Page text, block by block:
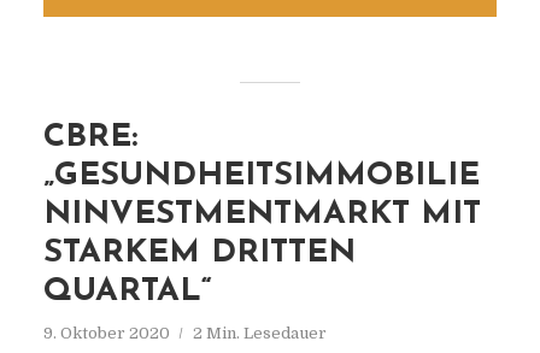
CBRE:
„GESUNDHEITSIMMOBILIE
NINVESTMENTMARKT MIT
STARKEM DRITTEN
QUARTAL“
9. Oktober 2020 2 Min. Lesedauer